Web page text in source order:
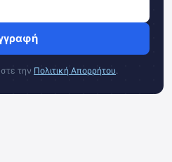
την Πολιτική Απορρήτου.